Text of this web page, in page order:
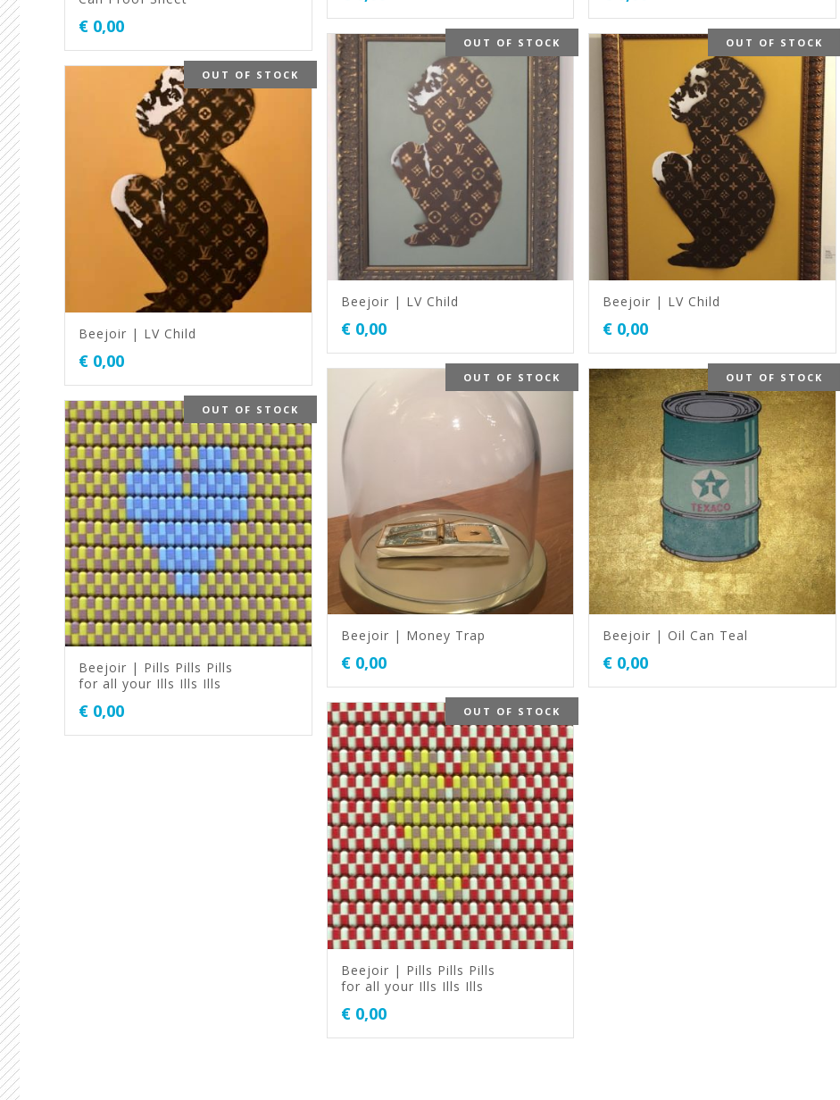
€ 0,00
OUT OF STOCK
Beejoir | LV Child
€0,00
OUT OF STOCK
Beejoir | LV Child
€ 0,00
OUT OF STOCK
Beejoir | LV Child
€ 0,00
OUT OF STOCK
Beejoir | Money Trap
€0,00
OUT OF STOCK
Beejoir | Oil Can Teal
€ 0,00
OUT OF STOCK
Beejoir | Pills Pills Pills
for all your Ills Ills Ills
€ 0,00 OUT OF STOCK
Beejoir | Pills Pills Pills
for all your Ills Ills Ills
€0,00